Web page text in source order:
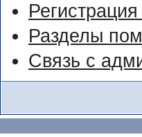
Разделы
Связь с